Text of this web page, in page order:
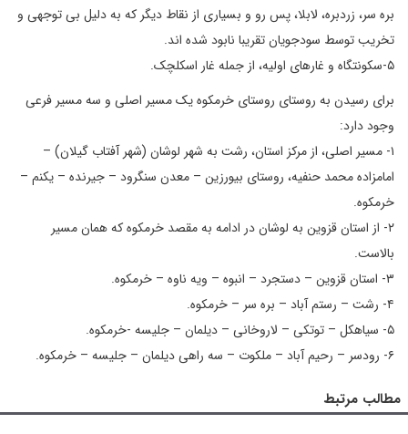
بره سر، زردبره، لابلا، پس رو و بسیاری از نقاط دیگر که به دلیل بی توجهی و
تخریب توسط سودجویان تقریبا نابود شده اند.
۵-سکونتگاه و غارهای اولیه، از جمله غار اسکلچک.
برای رسیدن به روستای روستای خرمکوه یک مسیر اصلی و سه مسیر فرعی
وجود دارد:
۱- مسیر اصلی، از مرکز استان، رشت به شهر لوشان (شهر آفتاب گیلان) –
امامزاده محمد حنفیه، روستای بیورزین – معدن سنگرود – جیرنده – یکنم –
خرمکوه.
۲- از استان قزوین به لوشان در ادامه به مقصد خرمکوه که همان مسیر
بالاست.
۳- استان قزوین – دستجرد – انبوه – ویه ناوه – خرمکوه.
۴- رشت – رستم آباد – بره سر – خرمکوه.
۵- سیاهکل – توتکی – لاروخانی – دیلمان – جلیسه -خرمکوه.
۶- رودسر – رحیم آباد – ملکوت – سه راهی دیلمان – جلیسه – خرمکوه.
مطالب مرتبط